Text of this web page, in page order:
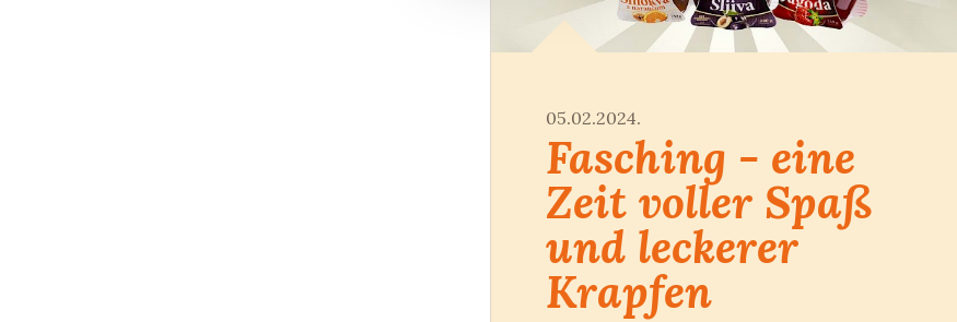
05.02.2024.
Fasching - eine
Zeit voller Spaß
und leckerer
Krapfen